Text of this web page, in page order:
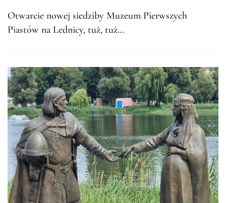
Otwarcie nowej siedziby Muzeum Pierwszych
Piastów na Lednicy, tuż, tuż…